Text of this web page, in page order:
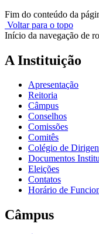
Fim do conteúdo da
Voltar para o topo
Início da navegação de
A Instituição
Apresentação
Reitoria
Câmpus
Conselhos
Comissões
Comitês
Colégio de
Documentos
Eleições
Contatos
Horário de
Câmpus